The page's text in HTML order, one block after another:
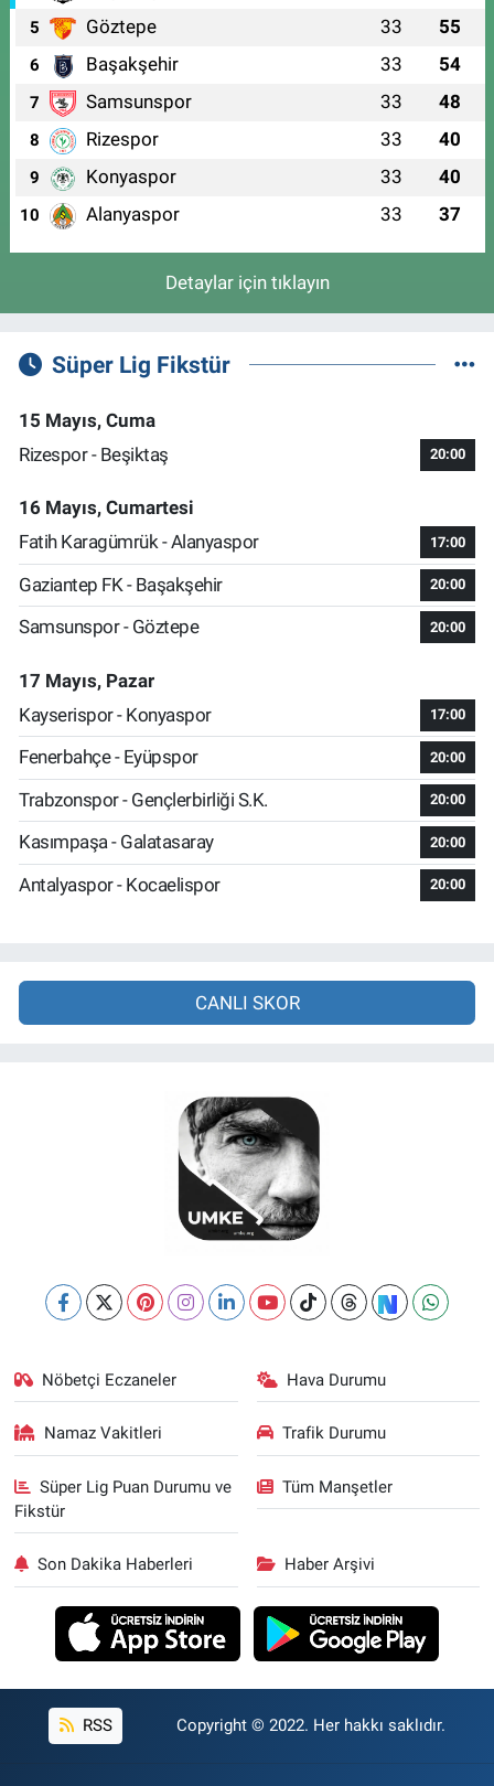
5 Göztepe 33 55
6 Başakşehir 33 54
7 Samsunspor 33 48
8 Rizespor 33 40
9 Konyaspor 33 40
10 Alanyaspor 33 37
Detaylar için tıklayın
Süper Lig Fikstür
15 Mayıs, Cuma
Rizespor - Beşiktaş
20:00
16 Mayıs, Cumartesi
Fatih Karagümrük - Alanyaspor
17:00
Gaziantep FK - Başakşehir 20:00
Samsunspor - Göztepe 20:00
17 Mayıs, Pazar
Kayserispor - Konyaspor
17:00
Fenerbahçe - Eyüpspor 20:00
Trabzonspor - Gençlerbirliği S.K. 20:00
Kasımpaşa - Galatasaray 20:00
Antalyaspor - Kocaelispor 20:00
CANLI SKOR
Nöbetçi Eczaneler Hava Durumu
Namaz Vakitleri Trafik Durumu
Süper Lig Puan Durumu ve
Fikstür
Tüm Manşetler
Son Dakika Haberleri Haber Arşivi
RSS Copyright © 2022. Her hakkı saklıdır.